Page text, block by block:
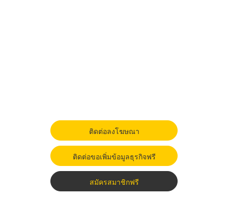
ติดต่อลงโฆษณา
ติดต่อขอเพิ่มข้อมูลธุรกิจฟรี
สมัครสมาชิกฟรี